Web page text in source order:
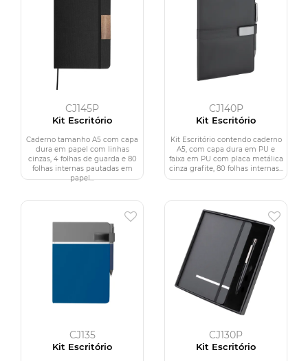
CJ145P
Kit Escritório
Caderno tamanho A5 com capa
dura em papel com linhas
cinzas, 4 folhas de guarda e 80
folhas internas pautadas em
papel...
CJ140P
Kit Escritório
Kit Escritório contendo caderno
A5, com capa dura em PU e
faixa em PU com placa metálica
cinza grafite, 80 folhas internas...
CJ135
Kit Escritório
CJ130P
Kit Escritório